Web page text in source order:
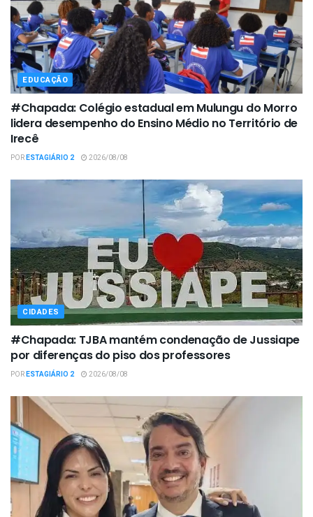
EDUCAÇÃO
#Chapada: Colégio estadual em Mulungu do Morro
lidera desempenho do Ensino Médio no Território de
Irecê
PORESTAGIÁRIO 2 2026/08/08
CIDADES
#Chapada: TJBA mantém condenação de Jussiape
por diferenças do piso dos professores
PORESTAGIÁRIO 2 2026/08/08